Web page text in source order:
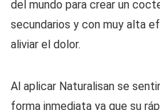
del mundo para crear un
secundarios y con muy alta
aliviar el dolor.
Al aplicar Naturalisan se
forma inmediata ya que su